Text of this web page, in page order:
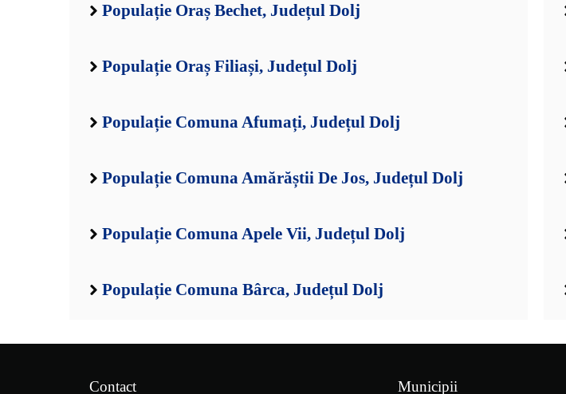
Populație Oraș Bechet, Județul Dolj
Populație Oraș Filiași, Județul Dolj
Populație Comuna Afumați, Județul Dolj
Populație Comuna Amărăștii De Jos, Județul Dolj
Populație Comuna Apele Vii, Județul Dolj
Populație Comuna Bârca, Județul Dolj
Contact Municipii